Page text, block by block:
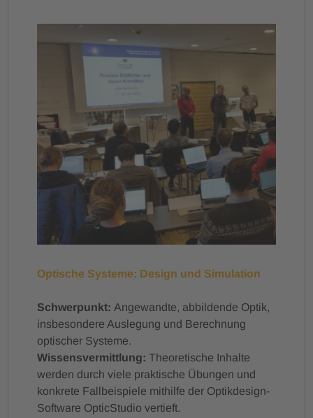
Optische Systeme: Design und Simulation
Schwerpunkt: Angewandte, abbildende Optik,
insbesondere Auslegung und Berechnung
optischer Systeme.
Wissensvermittlung: Theoretische Inhalte
werden durch viele praktische Übungen und
konkrete Fallbeispiele mithilfe der Optikdesign-
Software OpticStudio vertieft.